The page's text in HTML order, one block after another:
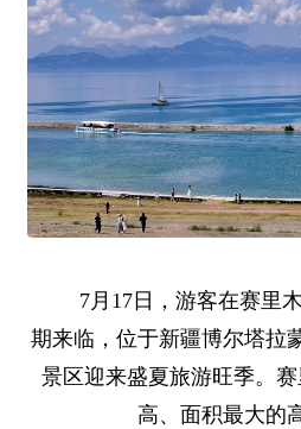
7月17日，游客在赛里木
期来临，位于新疆博尔塔拉
景区迎来盛夏旅游旺季。
高、面积最大的